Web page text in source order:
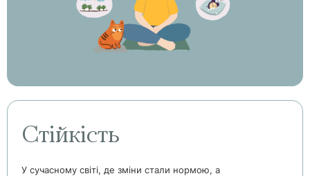
Стійкість
У сучасному світі, де зміни стали нормою, а